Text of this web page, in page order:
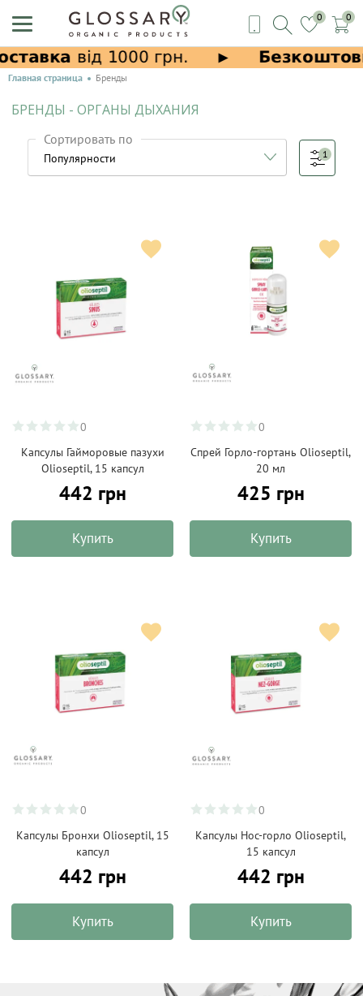
0 0
Главная страница Бренды
БРЕНДЫ - ОРГАНЫ ДЫХАНИЯ
Сортировать по
1
0
Капсулы Гайморовые пазухи
Olioseptil, 15 капсул
442 грн
Купить
0
Спрей Горло-гортань Olioseptil,
20 мл
425 грн
Купить
0
Капсулы Бронхи Olioseptil, 15
капсул
442 грн
Купить
0
Капсулы Нос-горло Olioseptil,
15 капсул
442 грн
Купить